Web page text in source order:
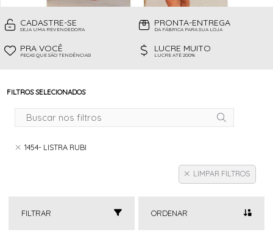
CADASTRE-SE
SEJA UMA REVENDEDORA
PRONTA-ENTREGA
DA FÁBRICA PARA SUA LOJA
PRA VOCÊ
PEÇAS QUE SÃO TENDÊNCIAS!
LUCRE MUITO
LUCRE ATÉ 200%
FILTROS SELECIONADOS
1454- LISTRA RUBI
LIMPAR FILTROS
FILTRAR ORDENAR